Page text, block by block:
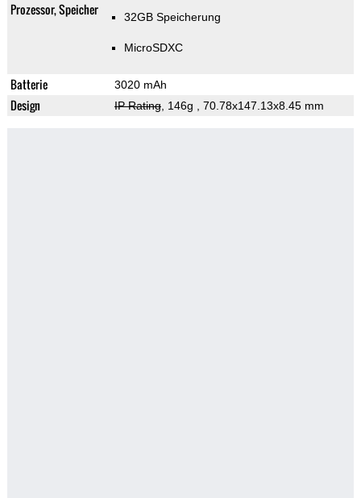
Prozessor, Speicher 32GB Speicherung
MicroSDXC
Batterie 3020 mAh
Design IP Rating, 146g , 70.78x147.13x8.45 mm